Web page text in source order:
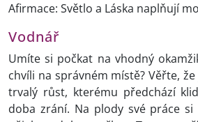
Afirmace: Světlo a Láska naplňují
Vodnář
Umíte si počkat na vhodný
chvíli na správném místě? Věřte,
trvalý růst, kterému předchází
doba zrání. Na plody své práce